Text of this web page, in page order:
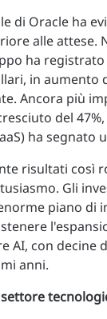
di Oracle ha
alle attese.
ha
in aumento
Ancora più
del
ha segnato
risultati così
Gli
piano di
AI, con decine
anni.